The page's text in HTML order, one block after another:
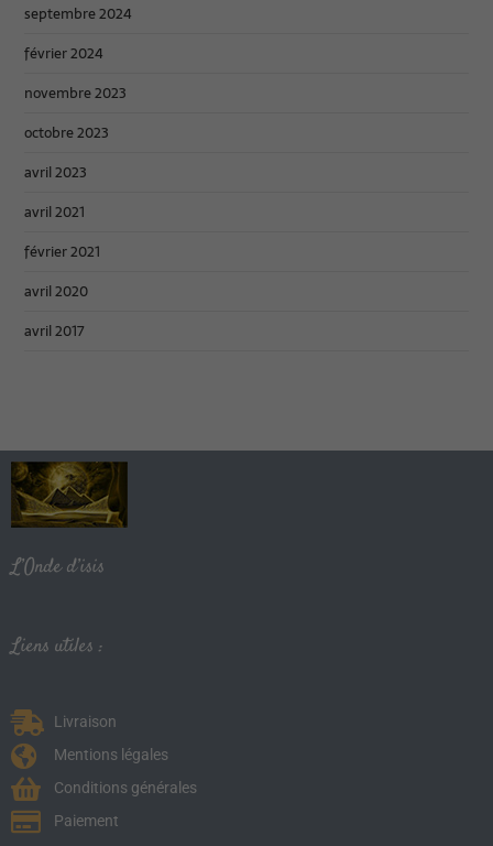
septembre 2024
février 2024
novembre 2023
octobre 2023
avril 2023
avril 2021
février 2021
avril 2020
avril 2017
L’Onde d’isis
Liens utiles :
Livraison
Mentions légales
Conditions générales
Paiement